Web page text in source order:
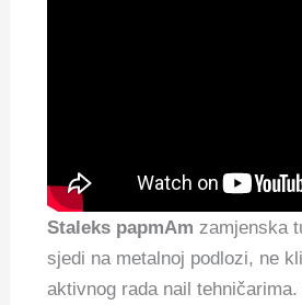
Staleks papmAm zamjenska
sjedi na metalnoj podlozi, ne
aktivnog rada nail